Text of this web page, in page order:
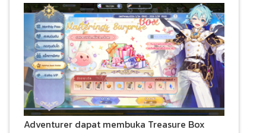
Adventurer dapat membuka Treasure Box